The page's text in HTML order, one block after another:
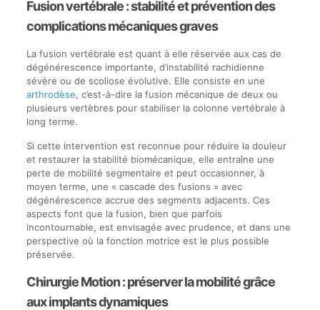
Fusion vertébrale : stabilité et prévention des
complications mécaniques graves
La fusion vertébrale est quant à elle réservée aux cas de
dégénérescence importante, d’instabilité rachidienne
sévère ou de scoliose évolutive. Elle consiste en une
arthrodèse, c’est-à-dire la fusion mécanique de deux ou
plusieurs vertèbres pour stabiliser la colonne vertébrale à
long terme.
Si cette intervention est reconnue pour réduire la douleur
et restaurer la stabilité biomécanique, elle entraîne une
perte de mobilité segmentaire et peut occasionner, à
moyen terme, une « cascade des fusions » avec
dégénérescence accrue des segments adjacents. Ces
aspects font que la fusion, bien que parfois
incontournable, est envisagée avec prudence, et dans une
perspective où la fonction motrice est le plus possible
préservée.
Chirurgie Motion : préserver la mobilité grâce
aux implants dynamiques